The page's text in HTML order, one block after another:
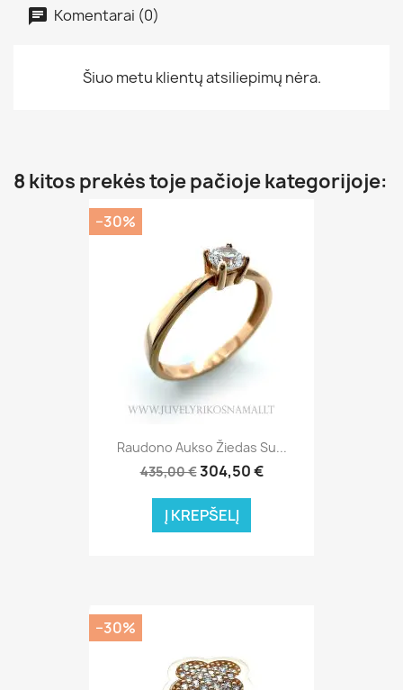
Komentarai (0)
Šiuo metu klientų atsiliepimų nėra.
8 kitos prekės toje pačioje kategorijoje:
Raudono Aukso Žiedas Su...
435,00 €304,50 €
Į KREPŠELĮ
−30%
−30%